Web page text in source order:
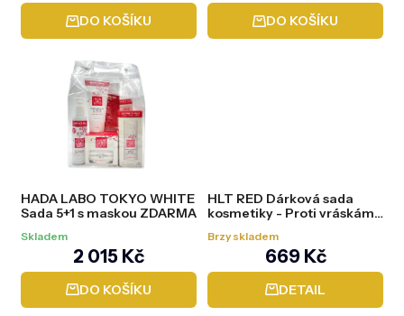
DO KOŠÍKU DO KOŠÍKU
HADA LABO TOKYO WHITE
Sada 5+1 s maskou ZDARMA
Skladem
2 015 Kč
DO KOŠÍKU
HLT RED Dárková sada
kosmetiky - Proti vráskám -
Brzy skladem
669 Kč
DETAIL